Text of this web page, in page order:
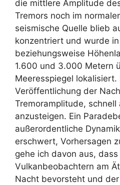
die mittlere Amplitude
Tremors noch im
seismische Quelle blieb
konzentriert und wurde
beziehungsweise
1.600 und 3.000 Metern
Meeresspiegel lokalisiert.
Veröffentlichung der
Tremoramplitude, schnell
anzusteigen. Ein
außerordentliche
erschwert, Vorhersagen
gehe ich davon aus, dass
Vulkanbeobachtern am
Nacht bevorsteht und der